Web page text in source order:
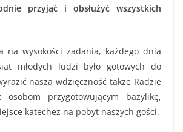
przyjąć i obsłużyć wszystkich
na wysokości zadania, każdego dnia
młodych ludzi było gotowych do
nasza wdzięczność także Radzie
osobom przygotowującym bazylikę,
katechez na pobyt naszych gości.